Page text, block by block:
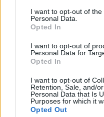
consent section.
I want to opt-out of the
Personal Data.
Opted In
I want to opt-out of
Personal Data for
Opted In
I want to opt-out of
Retention, Sale, and/
Personal Data that Is
Purposes for which it
Opted Out
Zajlanak a nyári
MAGYAR ÉPÍTŐK